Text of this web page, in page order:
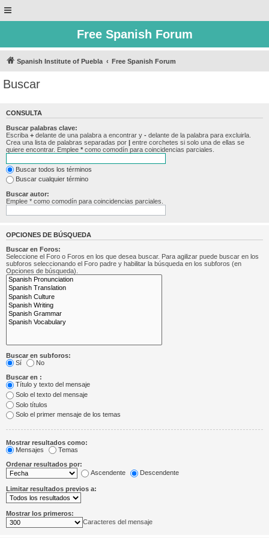
Free Spanish Forum
Spanish Institute of Puebla Free Spanish Forum
Buscar
CONSULTA
Buscar palabras clave:
Escriba + delante de una palabra a encontrar y - delante de la palabra para excluirla.
Crea una lista de palabras separadas por | entre corchetes si solo una de ellas se
quiere encontrar. Emplee * como comodín para coincidencias parciales.
Buscar todos los términos
Buscar cualquier término
Buscar autor:
Emplee * como comodín para coincidencias parciales.
OPCIONES DE BÚSQUEDA
Buscar en Foros:
Seleccione el Foro o Foros en los que desea buscar. Para agilizar puede buscar en los
subforos seleccionando el Foro padre y habilitar la búsqueda en los subforos (en
Opciones de búsqueda).
Buscar en subforos:
Sí
No
Buscar en :
Título y texto del mensaje
Solo el texto del mensaje
Solo títulos
Solo el primer mensaje de los temas
Mostrar resultados como:
Mensajes
Temas
Ordenar resultados por:
Ascendente
Descendente
Limitar resultados previos a:
Mostrar los primeros:
Caracteres del mensaje